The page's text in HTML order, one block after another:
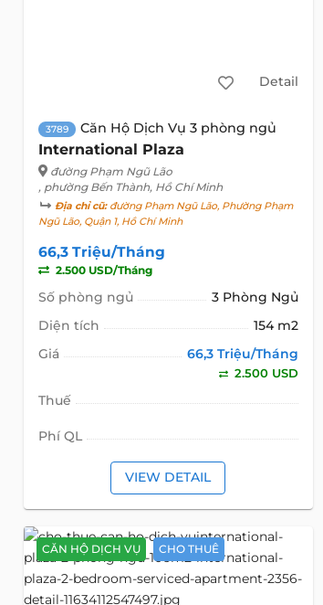
Detail
3789 Căn Hộ Dịch Vụ 3 phòng ngủ
International Plaza
đường Phạm Ngũ Lão
, phường Bến Thành, Hồ Chí Minh
Địa chỉ cũ:đường Phạm Ngũ Lão, Phường Phạm
Ngũ Lão, Quận 1, Hồ Chí Minh
66,3 Triệu/Tháng
2.500 USD/Tháng
Số phòng ngủ
3 Phòng Ngủ
Diện tích
154 m2
Giá
66,3 Triệu/Tháng
2.500 USD
Thuế
Phí QL
VIEW DETAIL
CĂN HỘ DỊCH VỤ CHO THUÊ